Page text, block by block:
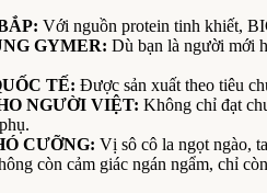
Với nguồn protein tinh khiết,
GYMER: Dù bạn là người mới
TẾ: Được sản xuất theo tiêu
NGƯỜI VIỆT: Không chỉ đạt
CƯỠNG: Vị sô cô la ngọt ngào,
còn cảm giác ngán ngẩm, chỉ